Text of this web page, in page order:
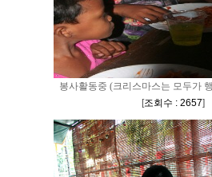
봉사활동중 (크리스마스는 모두가
[조회수 : 2657]